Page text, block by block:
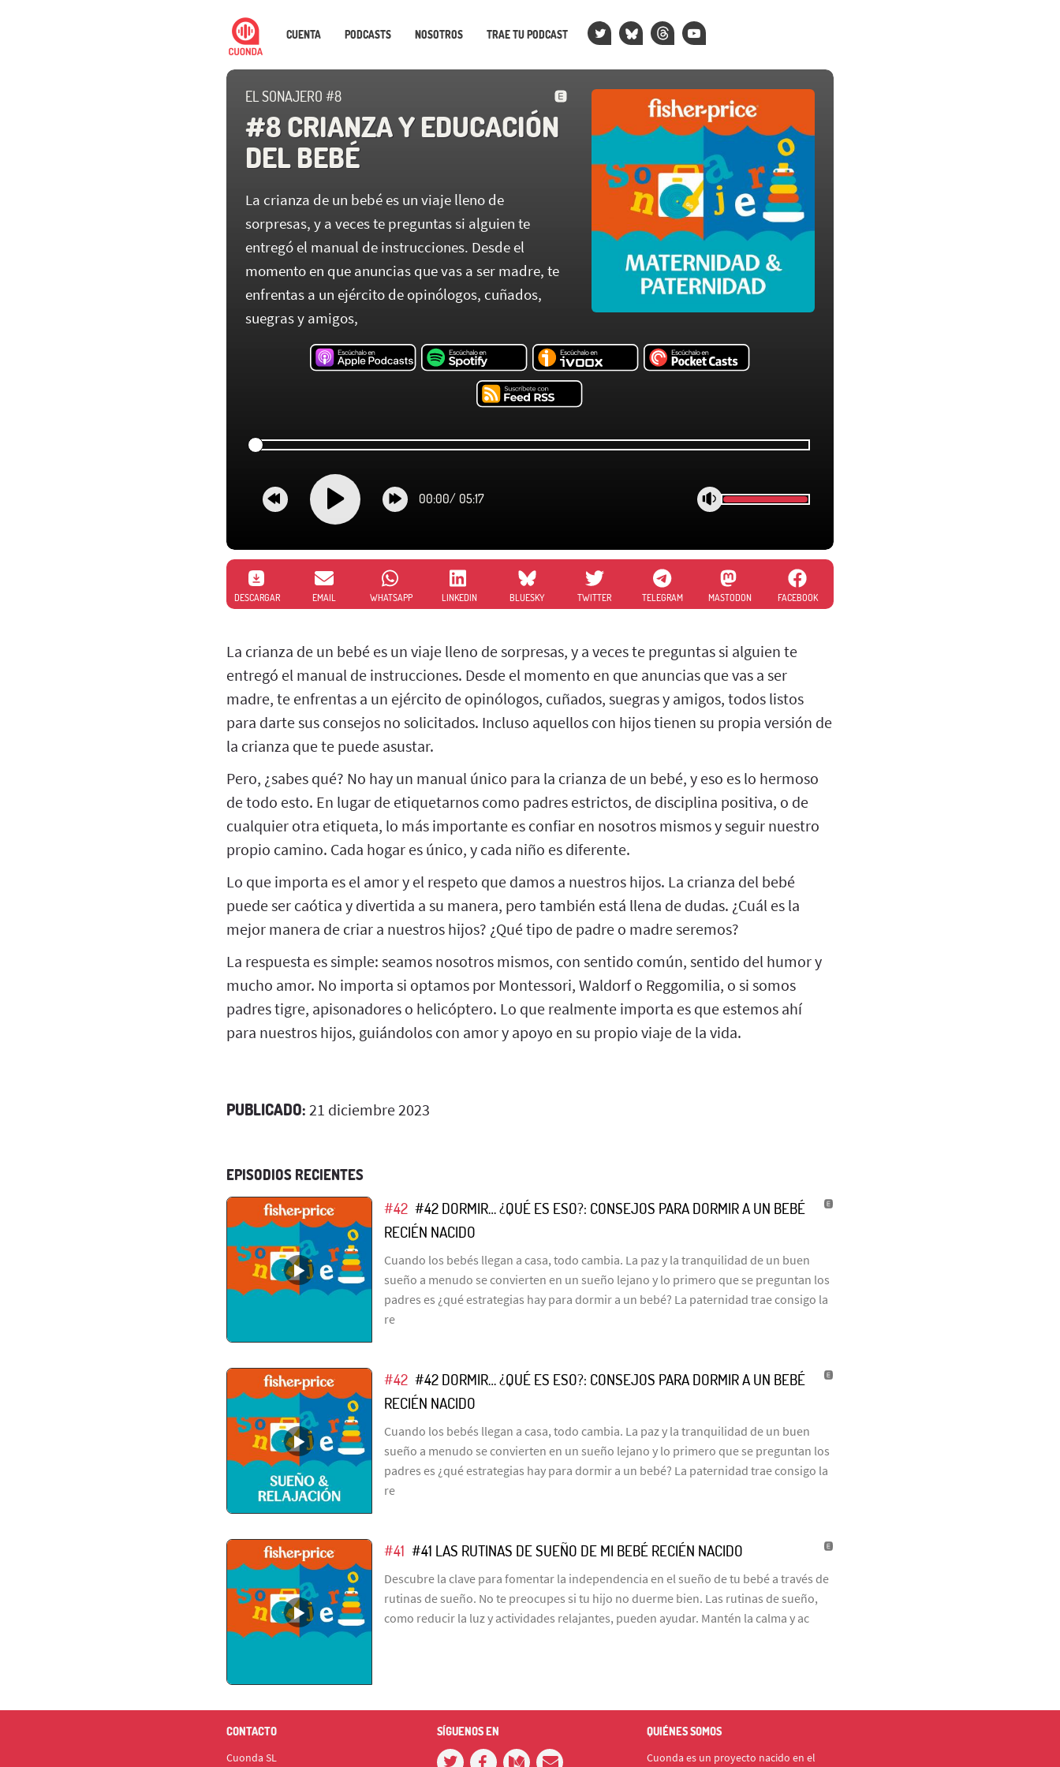
CUENTA PODCASTS NOSOTROS TRAE TU PODCAST
EL SONAJERO #8
#8 CRIANZA Y EDUCACIÓN
DEL BEBÉ
La crianza de un bebé es un viaje lleno de
sorpresas, y a veces te preguntas si alguien te
entregó el manual de instrucciones. Desde el
momento en que anuncias que vas a ser madre, te
enfrentas a un ejército de opinólogos, cuñados,
suegras y amigos,
00:00/ 05:17
DESCARGAR EMAIL WHATSAPP LINKEDIN BLUESKY TWITTER TELEGRAM MASTODON FACEBOOK
La crianza de un bebé es un viaje lleno de sorpresas, y a veces te preguntas si alguien te
entregó el manual de instrucciones. Desde el momento en que anuncias que vas a ser
madre, te enfrentas a un ejército de opinólogos, cuñados, suegras y amigos, todos listos
para darte sus consejos no solicitados. Incluso aquellos con hijos tienen su propia versión de
la crianza que te puede asustar.
Pero, ¿sabes qué? No hay un manual único para la crianza de un bebé, y eso es lo hermoso
de todo esto. En lugar de etiquetarnos como padres estrictos, de disciplina positiva, o de
cualquier otra etiqueta, lo más importante es confiar en nosotros mismos y seguir nuestro
propio camino. Cada hogar es único, y cada niño es diferente.
Lo que importa es el amor y el respeto que damos a nuestros hijos. La crianza del bebé
puede ser caótica y divertida a su manera, pero también está llena de dudas. ¿Cuál es la
mejor manera de criar a nuestros hijos? ¿Qué tipo de padre o madre seremos?
La respuesta es simple: seamos nosotros mismos, con sentido común, sentido del humor y
mucho amor. No importa si optamos por Montessori, Waldorf o Reggomilia, o si somos
padres tigre, apisonadores o helicóptero. Lo que realmente importa es que estemos ahí
para nuestros hijos, guiándolos con amor y apoyo en su propio viaje de la vida.
PUBLICADO: 21 diciembre 2023
EPISODIOS RECIENTES
#42 #42 DORMIR… ¿QUÉ ES ESO?: CONSEJOS PARA DORMIR A UN BEBÉ
RECIÉN NACIDO
Cuando los bebés llegan a casa, todo cambia. La paz y la tranquilidad de un buen
sueño a menudo se convierten en un sueño lejano y lo primero que se preguntan los
padres es ¿qué estrategias hay para dormir a un bebé? La paternidad trae consigo la
re
#42 #42 DORMIR… ¿QUÉ ES ESO?: CONSEJOS PARA DORMIR A UN BEBÉ
RECIÉN NACIDO
Cuando los bebés llegan a casa, todo cambia. La paz y la tranquilidad de un buen
sueño a menudo se convierten en un sueño lejano y lo primero que se preguntan los
padres es ¿qué estrategias hay para dormir a un bebé? La paternidad trae consigo la
re
#41 #41 LAS RUTINAS DE SUEÑO DE MI BEBÉ RECIÉN NACIDO
Descubre la clave para fomentar la independencia en el sueño de tu bebé a través de
rutinas de sueño. No te preocupes si tu hijo no duerme bien. Las rutinas de sueño,
como reducir la luz y actividades relajantes, pueden ayudar. Mantén la calma y ac
CONTACTO
Cuonda SL
SÍGUENOS EN QUIÉNES SOMOS
Cuonda es un proyecto nacido en el